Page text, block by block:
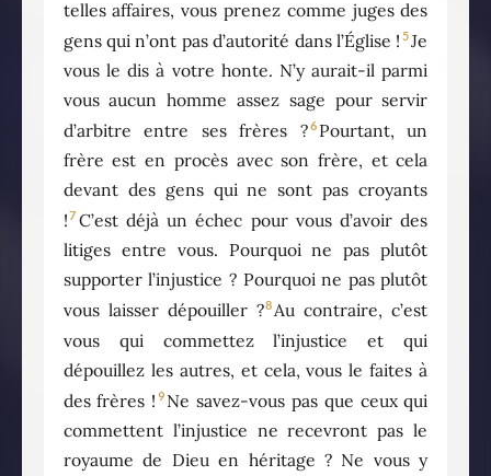
telles affaires, vous prenez comme juges des
gens qui n’ont pas d’autorité dans l’Église ! 5Je
vous le dis à votre honte. N’y aurait-il parmi
vous aucun homme assez sage pour servir
d’arbitre entre ses frères ?6 Pourtant, un
frère est en procès avec son frère, et cela
devant des gens qui ne sont pas croyants
!7 C’est déjà un échec pour vous d’avoir des
litiges entre vous. Pourquoi ne pas plutôt
supporter l’injustice ? Pourquoi ne pas plutôt
vous laisser dépouiller ?8Au contraire, c’est
vous qui commettez l’injustice et qui
dépouillez les autres, et cela, vous le faites à
des frères ! 9 Ne savez-vous pas que ceux qui
commettent l’injustice ne recevront pas le
royaume de Dieu en héritage ? Ne vous y